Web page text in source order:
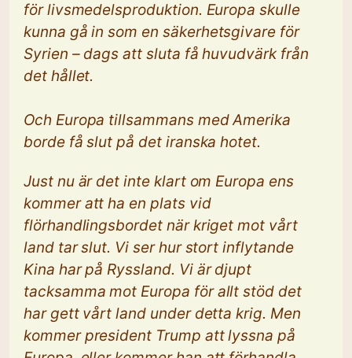
för livsmedelsproduktion. Europa skulle
kunna gå in som en säkerhetsgivare för
Syrien – dags att sluta få huvudvärk från
det hållet.
Och Europa tillsammans med Amerika
borde få slut på det iranska hotet.
Just nu är det inte klart om Europa ens
kommer att ha en plats vid
flörhandlingsbordet när kriget mot vårt
land tar slut. Vi ser hur stort inflytande
Kina har på Ryssland. Vi är djupt
tacksamma mot Europa för allt stöd det
har gett vårt land under detta krig. Men
kommer president Trump att lyssna på